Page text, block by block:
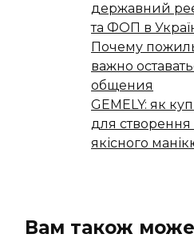
державний
та ФОП в
Почему
важно
общения
GEMELY: як
для створення
якісного
Вам також